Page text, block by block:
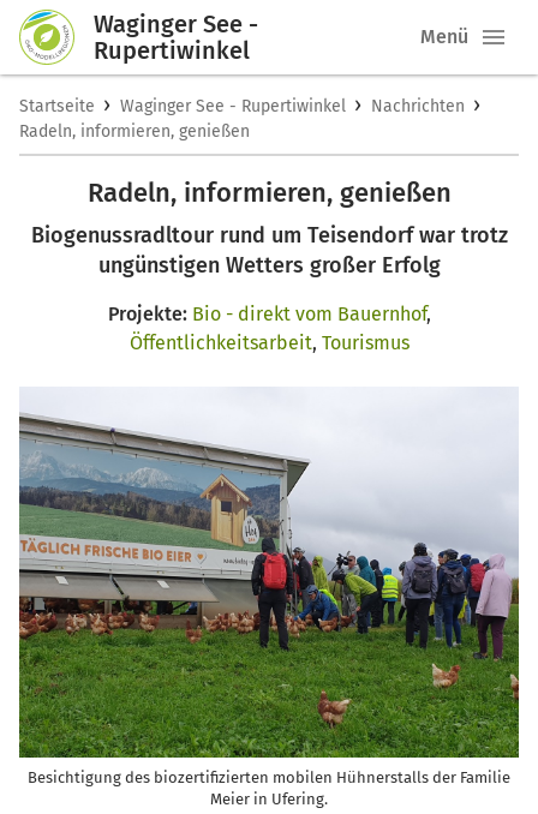
Waginger See -
Rupertiwinkel
Menü
Startseite › Waginger See - Rupertiwinkel › Nachrichten ›
Radeln, informieren, genießen
Radeln, informieren, genießen
Biogenussradltour rund um Teisendorf war trotz
ungünstigen Wetters großer Erfolg
Projekte: Bio - direkt vom Bauernhof,
Öffentlichkeitsarbeit, Tourismus
Besichtigung des biozertifizierten mobilen Hühnerstalls der Familie
Meier in Ufering.